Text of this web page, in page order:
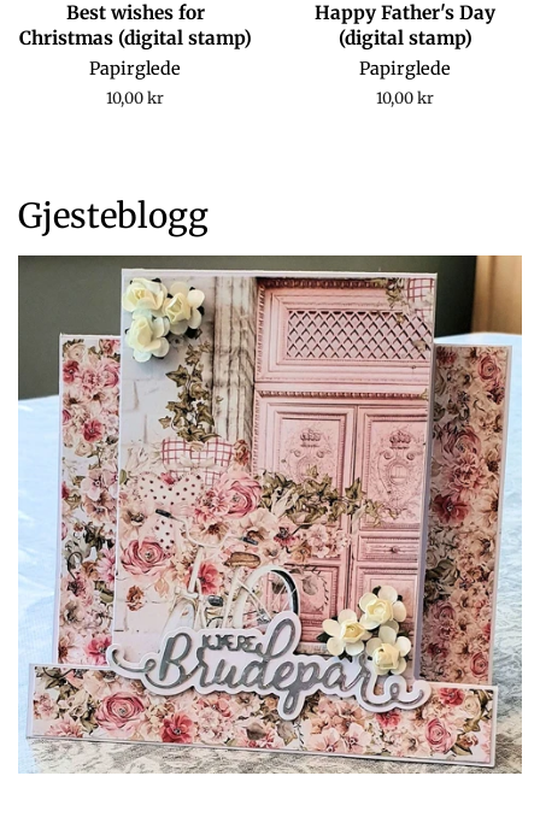
Best wishes for
Christmas (digital stamp)
Papirglede
Regular
10,00 kr
Happy Father's Day
(digital stamp)
Papirglede
Regular
10,00 kr
Gjesteblogg